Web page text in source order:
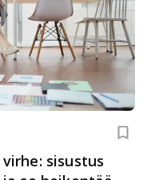
sisustus